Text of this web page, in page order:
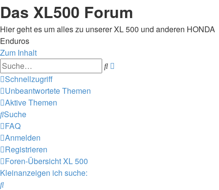
Das XL500 Forum
Hier geht es um alles zu unserer XL 500 und anderen HONDA
Enduros
Zum Inhalt
Suche
Schnellzugriff
Unbeantwortete Themen
Aktive Themen
Suche
FAQ
Anmelden
Registrieren
Foren-ÜbersichtXL 500
Kleinanzeigen ich suche:
Suche